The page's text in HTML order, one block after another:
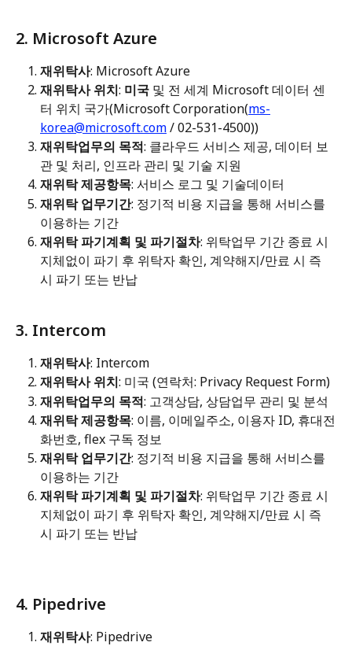
2. Microsoft Azure
재위탁사: Microsoft Azure
재위탁사 위치: 미국 및 전 세계 Microsoft 데이터 센
터 위치 국가(Microsoft Corporation(ms-
korea@microsoft.com / 02-531-4500))
재위탁업무의 목적: 클라우드 서비스 제공, 데이터 보
관 및 처리, 인프라 관리 및 기술 지원
재위탁 제공항목: 서비스 로그 및 기술데이터
재위탁 업무기간: 정기적 비용 지급을 통해 서비스를
이용하는 기간
재위탁 파기계획 및 파기절차: 위탁업무 기간 종료 시
지체없이 파기 후 위탁자 확인, 계약해지/만료 시 즉
시 파기 또는 반납
3. Intercom
재위탁사: Intercom
재위탁사 위치: 미국 (연락처: Privacy Request Form)
재위탁업무의 목적: 고객상담, 상담업무 관리 및 분석
재위탁 제공항목: 이름, 이메일주소, 이용자 ID, 휴대전
화번호, flex 구독 정보
재위탁 업무기간: 정기적 비용 지급을 통해 서비스를
이용하는 기간
재위탁 파기계획 및 파기절차: 위탁업무 기간 종료 시
지체없이 파기 후 위탁자 확인, 계약해지/만료 시 즉
시 파기 또는 반납
4. Pipedrive
재위탁사: Pipedrive